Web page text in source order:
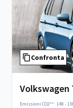
Confronta
Volkswagen
Emissioni CO2**: 148 -